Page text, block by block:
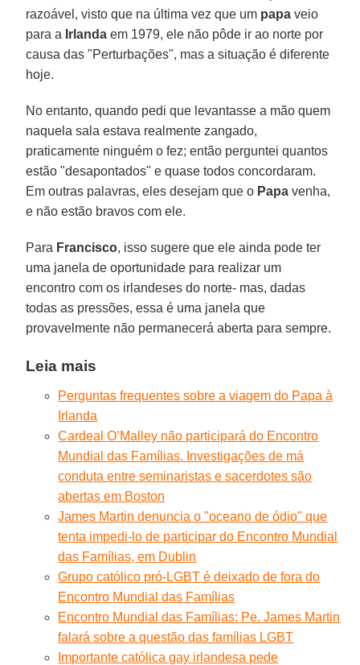
razoável, visto que na última vez que um papa veio
para a Irlanda em 1979, ele não pôde ir ao norte por
causa das "Perturbações", mas a situação é diferente
hoje.
No entanto, quando pedi que levantasse a mão quem
naquela sala estava realmente zangado,
praticamente ninguém o fez; então perguntei quantos
estão "desapontados" e quase todos concordaram.
Em outras palavras, eles desejam que o Papa venha,
e não estão bravos com ele.
Para Francisco, isso sugere que ele ainda pode ter
uma janela de oportunidade para realizar um
encontro com os irlandeses do norte- mas, dadas
todas as pressões, essa é uma janela que
provavelmente não permanecerá aberta para sempre.
Leia mais
Perguntas frequentes sobre a viagem do Papa à
Irlanda
Cardeal O’Malley não participará do Encontro
Mundial das Famílias. Investigações de má
conduta entre seminaristas e sacerdotes são
abertas em Boston
James Martin denuncia o "oceano de ódio" que
tenta impedi-lo de participar do Encontro Mundial
das Famílias, em Dublin
Grupo católico pró-LGBT é deixado de fora do
Encontro Mundial das Famílias
Encontro Mundial das Famílias: Pe. James Martin
falará sobre a questão das famílias LGBT
Importante católica gay irlandesa pede